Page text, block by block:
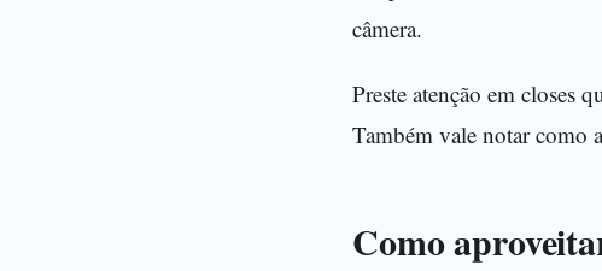
câmera.
Preste atenção em closes
Também vale notar como
Como